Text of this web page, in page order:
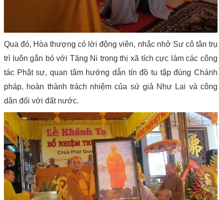
Qua đó, Hòa thượng có lời động viên, nhắc nhở Sư cô tân trụ
trì luôn gắn bó với Tăng Ni trong thị xã tích cực làm các công
tác Phật sự, quan tâm hướng dẫn tín đồ tu tập đúng Chánh
pháp, hoàn thành trách nhiệm của sứ giả Như Lai và công
dân đối với đất nước.